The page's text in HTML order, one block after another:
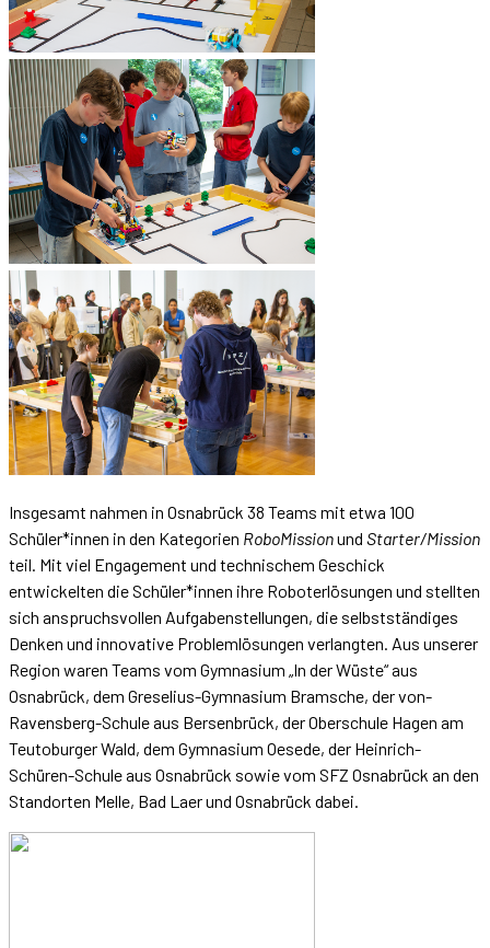
Insgesamt nahmen in Osnabrück 38 Teams mit etwa 100
Schüler*innen in den Kategorien RoboMissionund Starter/Mission
teil. Mit viel Engagement und technischem Geschick
entwickelten die Schüler*innen ihre Roboterlösungen und stellten
sich anspruchsvollen Aufgabenstellungen, die selbstständiges
Denken und innovative Problemlösungen verlangten. Aus unserer
Region waren Teams vom Gymnasium „In der Wüste“ aus
Osnabrück, dem Greselius-Gymnasium Bramsche, der von-
Ravensberg-Schule aus Bersenbrück, der Oberschule Hagen am
Teutoburger Wald, dem Gymnasium Oesede, der Heinrich-
Schüren-Schule aus Osnabrück sowie vom SFZ Osnabrück an den
Standorten Melle, Bad Laer und Osnabrück dabei.